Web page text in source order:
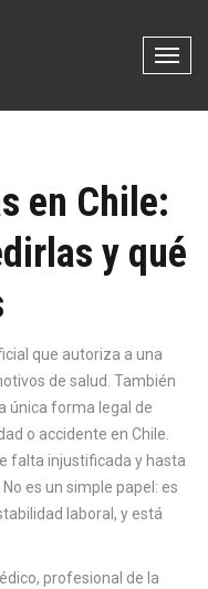
N
v
a
c
ó
p
a
n
en Chile:
y qué
que autoriza a una
de salud . También
única forma legal de
o accidente en Chile.
falta injustificada y hasta
No es un simple papel: es
laboral, y está
, profesional de la